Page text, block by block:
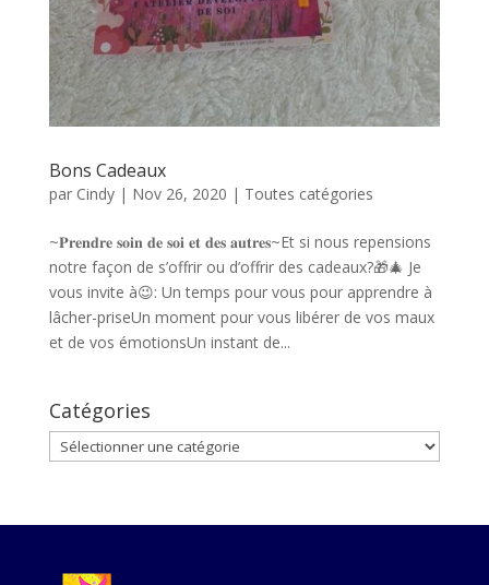
Bons Cadeaux
par Cindy| Nov 26, 2020 | Toutes catégories
~𝐏𝐫𝐞𝐧𝐝𝐫𝐞 𝐬𝐨𝐢𝐧 𝐝𝐞 𝐬𝐨𝐢 𝐞𝐭 𝐝𝐞𝐬 𝐚𝐮𝐭𝐫𝐞𝐬~Et si nous repensions
notre façon de s’offrir ou d’offrir des cadeaux?🎁🎄 Je
vous invite à😉: Un temps pour vous pour apprendre à
lâcher-priseUn moment pour vous libérer de vos maux
et de vos émotionsUn instant de...
Catégories
Catégories